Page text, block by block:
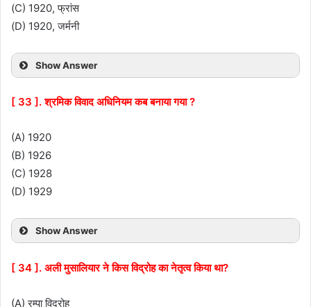
(C) 1920, फ्रांस
(D) 1920, जर्मनी
Show Answer
[ 33 ]. श्रमिक विवाद अधिनियम कब बनाया गया ?
(A) 1920
(B) 1926
(C) 1928
(D) 1929
Show Answer
[ 34 ]. अली मुसालियार ने किस विद्रोह का नेतृत्व किया था?
(A) रम्पा विद्रोह